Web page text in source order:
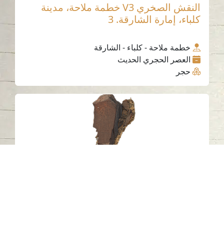
النقش الصخري V3 خطمة ملاحة، مدينة
كلباء، إمارة الشارقة. 3
خطمة ملاحة - كلباء - الشارقة
العصر الحجري الحديث
حجر